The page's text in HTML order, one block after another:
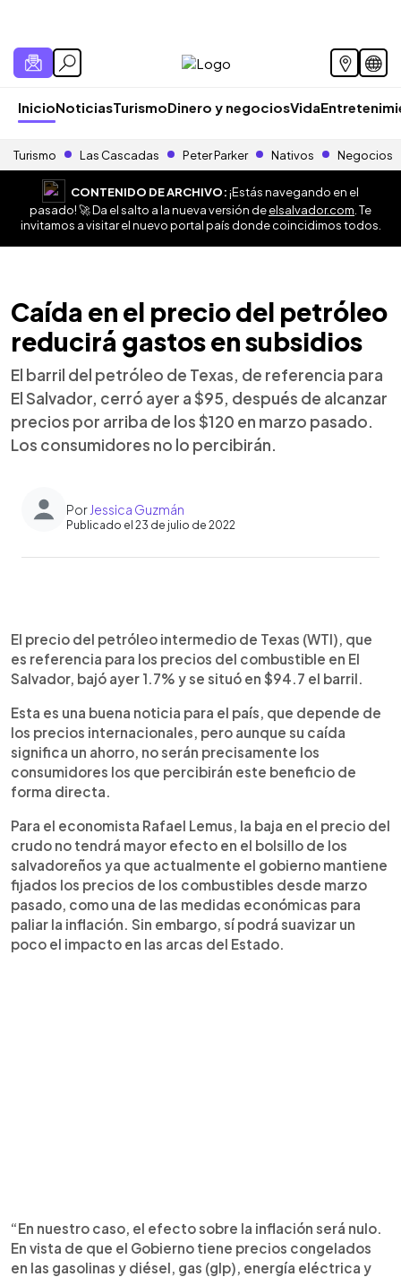
InicioNoticiasTurismoDinero y negociosVida
Turismo Las Cascadas Peter Parker Nativos Negocios
CONTENIDO DE ARCHIVO:¡Estás navegando en el
pasado! 🚀 Da el salto a la nueva versión deelsalvador.com . Te
invitamos a visitar el nuevo portal país donde coincidimos todos.
Caída en el precio del petróleo
reducirá gastos en subsidios
El barril del petróleo de Texas, de referencia para
El Salvador, cerró ayer a $95, después de alcanzar
precios por arriba de los $120 en marzo pasado.
Los consumidores no lo percibirán.
Por Jessica Guzmán
Publicado el 23 de julio de 2022
► Escuchar artículo
El precio del petróleo intermedio de Texas (WTI), que
es referencia para los precios del combustible en El
Salvador, bajó ayer 1.7% y se situó en $94.7 el barril.
Esta es una buena noticia para el país, que depende de
los precios internacionales, pero aunque su caída
significa un ahorro, no serán precisamente los
consumidores los que percibirán este beneficio de
forma directa.
Para el economista Rafael Lemus, la baja en el precio del
crudo no tendrá mayor efecto en el bolsillo de los
salvadoreños ya que actualmente el gobierno mantiene
fijados los precios de los combustibles desde marzo
pasado, como una de las medidas económicas para
paliar la inflación. Sin embargo, sí podrá suavizar un
poco el impacto en las arcas del Estado.
“En nuestro caso, el efecto sobre la inflación será nulo.
En vista de que el Gobierno tiene precios congelados
en las gasolinas y diésel, gas (glp), energía eléctrica y